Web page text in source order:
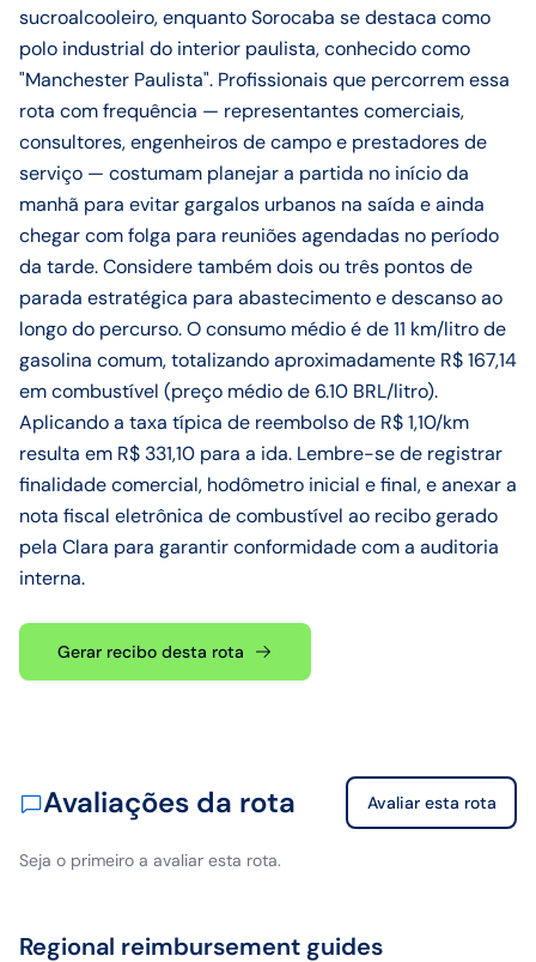
sucroalcooleiro, enquanto Sorocaba se destaca como
polo industrial do interior paulista, conhecido como
"Manchester Paulista". Profissionais que percorrem essa
rota com frequência — representantes comerciais,
consultores, engenheiros de campo e prestadores de
serviço — costumam planejar a partida no início da
manhã para evitar gargalos urbanos na saída e ainda
chegar com folga para reuniões agendadas no período
da tarde. Considere também dois ou três pontos de
parada estratégica para abastecimento e descanso ao
longo do percurso. O consumo médio é de 11 km/litro de
gasolina comum, totalizando aproximadamente R$ 167,14
em combustível (preço médio de 6.10 BRL/litro).
Aplicando a taxa típica de reembolso de R$ 1,10/km
resulta em R$ 331,10 para a ida. Lembre-se de registrar
finalidade comercial, hodômetro inicial e final, e anexar a
nota fiscal eletrônica de combustível ao recibo gerado
pela Clara para garantir conformidade com a auditoria
interna.
Gerar recibo desta rota
Avaliações da rota Avaliar esta rota
Seja o primeiro a avaliar esta rota.
Regional reimbursement guides